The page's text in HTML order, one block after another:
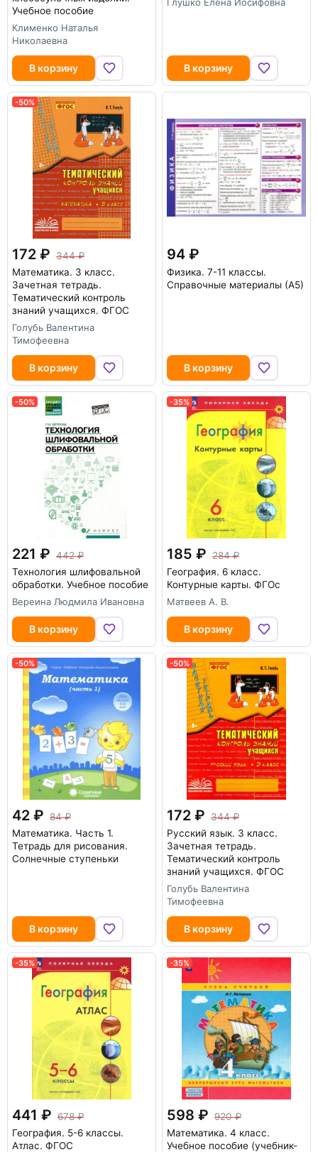
Учебное пособие
Клименко Наталья
Николаевна
В корзину В корзину
-50%
172
344
Математика. 3 класс.
Зачетная тетрадь.
Тематический контроль
знаний учащихся. ФГОС
Голубь Валентина
Тимофеевна
В корзину
94
Физика. 7-11 классы.
Справочные материалы (А5)
В корзину
-50%
221
442
Технология шлифовальной
обработки. Учебное пособие
Вереина Людмила Ивановна
В корзину
-35%
185
284
География. 6 класс.
Контурные карты. ФГОс
Матвеев А. В.
В корзину
-50%
42
84
Математика. Часть 1.
Тетрадь для рисования.
Солнечные ступеньки
В корзину
-50%
172
344
Русский язык. 3 класс.
Зачетная тетрадь.
Тематический контроль
знаний учащихся. ФГОС
Голубь Валентина
Тимофеевна
В корзину
-35%
441
678
География. 5-6 классы.
Атлас. ФГОС
-35%
598
920
Математика. 4 класс.
Учебное пособие (учебник-